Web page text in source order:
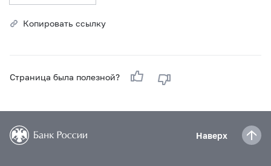
Копировать ссылку
Страница была полезной?
Наверх